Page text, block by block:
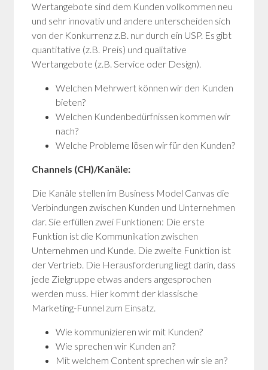
Wertangebote sind dem Kunden vollkommen neu
und sehr innovativ und andere unterscheiden sich
von der Konkurrenz z.B. nur durch ein USP. Es gibt
quantitative (z.B. Preis) und qualitative
Wertangebote (z.B. Service oder Design).
Welchen Mehrwert können wir den Kunden
bieten?
Welchen Kundenbedürfnissen kommen wir
nach?
Welche Probleme lösen wir für den Kunden?
Channels (CH)/Kanäle:
Die Kanäle stellen im Business Model Canvas die
Verbindungen zwischen Kunden und Unternehmen
dar. Sie erfüllen zwei Funktionen: Die erste
Funktion ist die Kommunikation zwischen
Unternehmen und Kunde. Die zweite Funktion ist
der Vertrieb. Die Herausforderung liegt darin, dass
jede Zielgruppe etwas anders angesprochen
werden muss. Hier kommt der klassische
Marketing-Funnel zum Einsatz.
Wie kommunizieren wir mit Kunden?
Wie sprechen wir Kunden an?
Mit welchem Content sprechen wir sie an?